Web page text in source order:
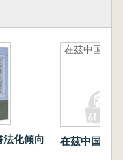
法化傾向
在茲中国
在茲中国